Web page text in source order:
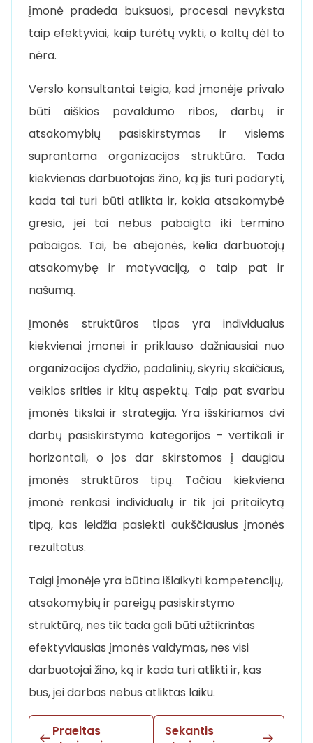
įmonė pradeda buksuosi, procesai nevyksta
taip efektyviai, kaip turėtų vykti, o kaltų dėl to
nėra.
Verslo konsultantai teigia, kad įmonėje privalo
būti aiškios pavaldumo ribos, darbų ir
atsakomybių pasiskirstymas ir visiems
suprantama organizacijos struktūra. Tada
kiekvienas darbuotojas žino, ką jis turi padaryti,
kada tai turi būti atlikta ir, kokia atsakomybė
gresia, jei tai nebus pabaigta iki termino
pabaigos. Tai, be abejonės, kelia darbuotojų
atsakomybę ir motyvaciją, o taip pat ir
našumą.
Įmonės struktūros tipas yra individualus
kiekvienai įmonei ir priklauso dažniausiai nuo
organizacijos dydžio, padalinių, skyrių skaičiaus,
veiklos srities ir kitų aspektų. Taip pat svarbu
įmonės tikslai ir strategija. Yra išskiriamos dvi
darbų pasiskirstymo kategorijos – vertikali ir
horizontali, o jos dar skirstomos į daugiau
įmonės struktūros tipų. Tačiau kiekviena
įmonė renkasi individualų ir tik jai pritaikytą
tipą, kas leidžia pasiekti aukščiausius įmonės
rezultatus.
Taigi įmonėje yra būtina išlaikyti kompetencijų,
atsakomybių ir pareigų pasiskirstymo
struktūrą, nes tik tada gali būti užtikrintas
efektyviausias įmonės valdymas, nes visi
darbuotojai žino, ką ir kada turi atlikti ir, kas
bus, jei darbas nebus atliktas laiku.
Praeitas
Sekantis